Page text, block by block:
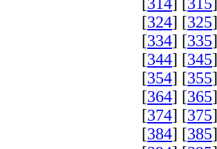
[324] [325
[334] [335
[344] [345
[354] [355
[364] [365
[374] [375
[384] [385